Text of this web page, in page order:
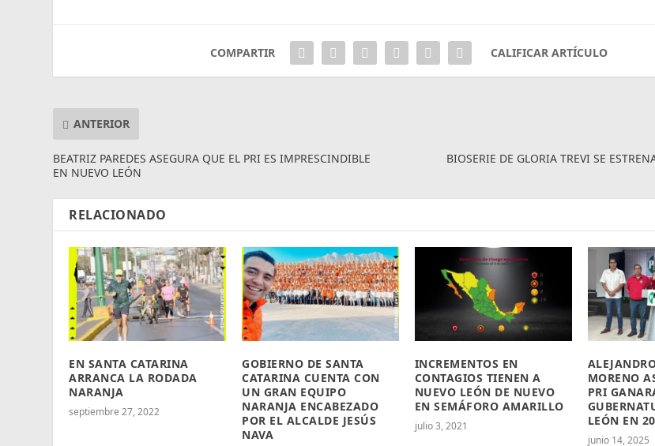
COMPARTIR CALIFICAR ARTÍCULO
ANTERIOR
BEATRIZ PAREDES ASEGURA QUE EL PRI ES IMPRESCINDIBLE
EN NUEVO LEÓN
BIOSERIE DE GLORIA TREVI SE
RELACIONADO
EN SANTA CATARINA
ARRANCA LA RODADA
NARANJA
septiembre 27, 2022
GOBIERNO DE SANTA
CATARINA CUENTA CON
UN GRAN EQUIPO
NARANJA ENCABEZADO
POR EL ALCALDE JESÚS
NAVA
INCREMENTOS EN
CONTAGIOS TIENEN A
NUEVO LEÓN DE NUEVO
EN SEMÁFORO AMARILLO
julio 3, 2021
MORENO
PRI
LEÓN EN
junio 14, 2025